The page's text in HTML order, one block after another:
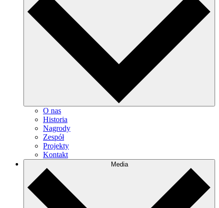
O nas
Historia
Nagrody
Zespół
Projekty
Kontakt
Media